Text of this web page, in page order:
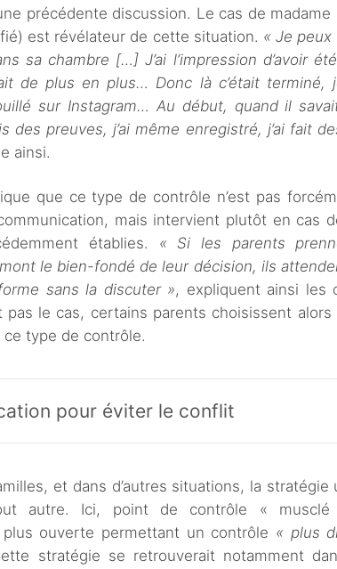
précédente discussion. Le cas de
est révélateur de cette situation. « Je
sa chambre […] J’ai l’impression d’avoir
de plus en plus… Donc là c’était terminé,
sur Instagram… Au début, quand il
des preuves, j’ai même enregistré, j’ai fait
ainsi.
que ce type de contrôle n’est pas
mais intervient plutôt en cas
établies. « Si les parents
le bien-fondé de leur décision, ils
sans la discuter », expliquent ainsi les
pas le cas, certains parents choisissent
type de contrôle.
pour éviter le conflit
et dans d’autres situations, la
autre. Ici, point de contrôle «
plus ouverte permettant un contrôle « plus
stratégie se retrouverait notamment